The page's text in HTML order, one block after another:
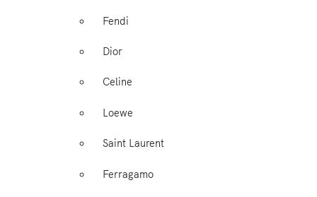
Fendi
Dior
Celine
Loewe
Saint Laurent
Ferragamo